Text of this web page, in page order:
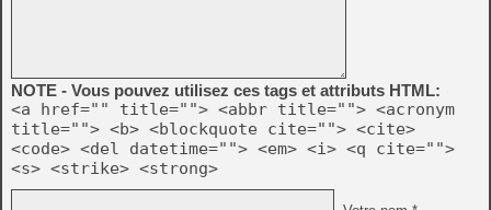
NOTE - Vous pouvez utilisez ces tags et attributs HTML:
<a href="" title=""> <abbr title=""> <acronym
title=""> <b> <blockquote cite=""> <cite>
<code> <del datetime=""> <em> <i> <q cite="">
<s> <strike> <strong>